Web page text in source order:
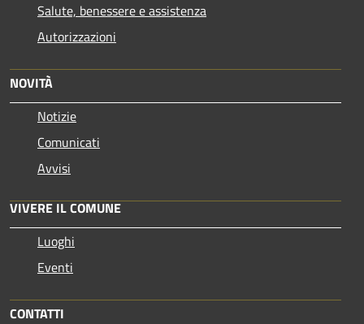
Salute, benessere e assistenza
Autorizzazioni
NOVITÀ
Notizie
Comunicati
Avvisi
VIVERE IL COMUNE
Luoghi
Eventi
CONTATTI